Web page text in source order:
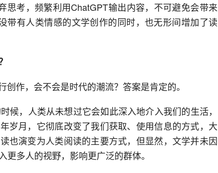
思考，频繁利用ChatGPT输出内容，不可避免会带来
带有人类情感的文学创作的同时，也无形间增加了读
作，会不会是时代的潮流？答案是肯定的。
候，人类从未想过它会如此深入地介入我们的生活，
岁月，它彻底改变了我们获取、使用信息的方式，大
也演变为人类阅读的主要方式，但显然，文学并未因
更多人的视野，影响更广泛的群体。